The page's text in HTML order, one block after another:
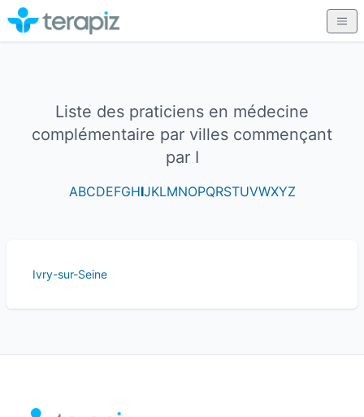
Liste des praticiens en médecine
complémentaire par villes commençant
par I
ABCDEFGHIJKLMNOPQRSTUVWXYZ
Ivry-sur-Seine